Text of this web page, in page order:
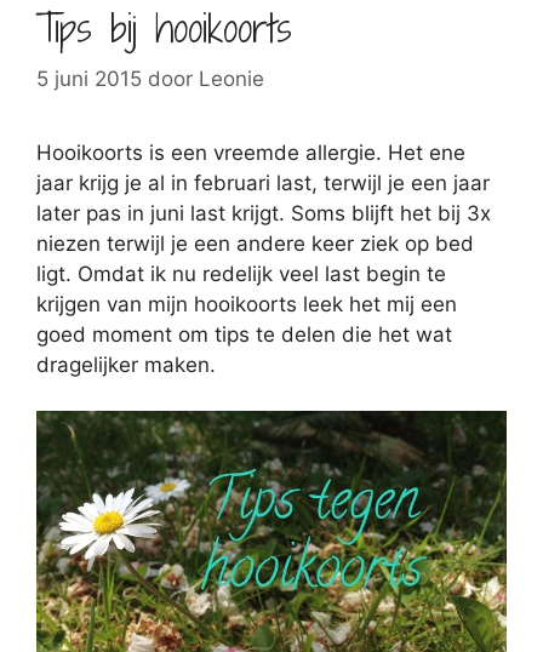
Tips bij hooikoorts
5 juni 2015 door Leonie
Hooikoorts is een vreemde allergie. Het ene
jaar krijg je al in februari last, terwijl je een jaar
later pas in juni last krijgt. Soms blijft het bij 3x
niezen terwijl je een andere keer ziek op bed
ligt. Omdat ik nu redelijk veel last begin te
krijgen van mijn hooikoorts leek het mij een
goed moment om tips te delen die het wat
dragelijker maken.